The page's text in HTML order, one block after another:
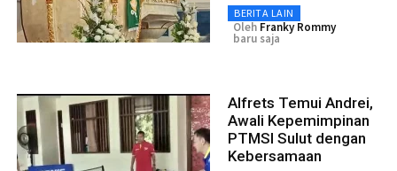
BERITA LAIN
Oleh Franky Rommy
baru saja
Alfrets Temui Andrei,
Awali Kepemimpinan
PTMSI Sulut dengan
Kebersamaan